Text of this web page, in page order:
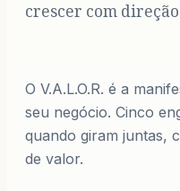
crescer com
O V.A.L.O.R. é a
seu negócio. Cinco
quando giram juntas,
de valor.